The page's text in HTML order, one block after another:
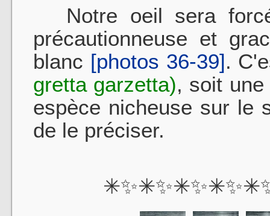
Notre oeil sera
précautionneuse et
blanc [photos 36-39].
gretta garzetta), soit une
espèce nicheuse sur le
de le préciser.